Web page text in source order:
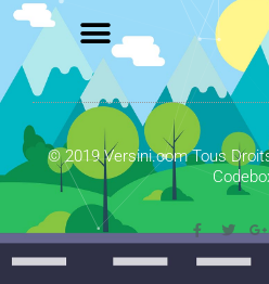
© 2019 Versini.com Tous